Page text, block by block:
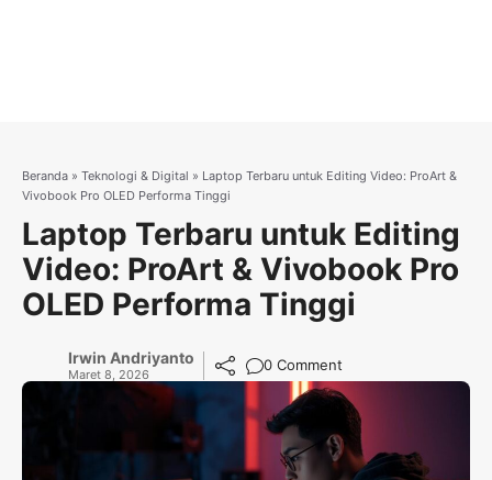
Beranda » Teknologi & Digital » Laptop Terbaru untuk Editing Video: ProArt &
Vivobook Pro OLED Performa Tinggi
Laptop Terbaru untuk Editing
Video: ProArt & Vivobook Pro
OLED Performa Tinggi
Irwin Andriyanto
Maret 8, 2026
0 Comment